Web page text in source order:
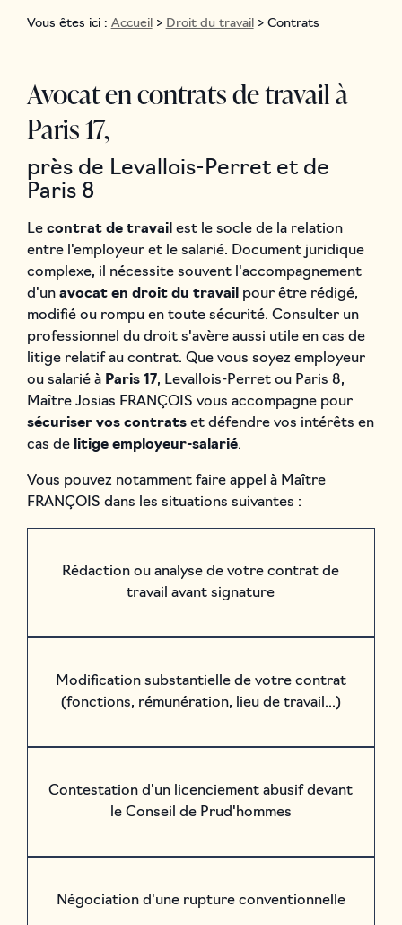
Vous êtes ici : Accueil> Droit du travail> Contrats
Avocat en contrats de travail à
Paris 17,
près de Levallois-Perret et de
Paris 8
Le contrat de travail est le socle de la relation
entre l'employeur et le salarié. Document juridique
complexe, il nécessite souvent l'accompagnement
d'un avocat en droit du travail pour être rédigé,
modifié ou rompu en toute sécurité. Consulter un
professionnel du droit s'avère aussi utile en cas de
litige relatif au contrat. Que vous soyez employeur
ou salarié à Paris 17, Levallois-Perret ou Paris 8,
Maître Josias FRANÇOIS vous accompagne pour
sécuriser vos contratset défendre vos intérêts en
cas de litige employeur-salarié.
Vous pouvez notamment faire appel à Maître
FRANÇOIS dans les situations suivantes :
Rédaction ou analyse de votre contrat de
travail avant signature
Modification substantielle de votre contrat
(fonctions, rémunération, lieu de travail...)
Contestation d'un licenciement abusif devant
le Conseil de Prud'hommes
Négociation d'une rupture conventionnelle